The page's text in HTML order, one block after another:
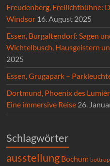
Freudenberg, Freilichtbühne:
Windsor 16. August 2025
Essen, Burgaltendorf: Sagen
Wichtelbusch, Hausgeistern
2025
Essen, Grugapark –
Dortmund, Phoenix des
Eine immersive Reise 26.
Schlagwörter
ausstellung Bochum bottrop